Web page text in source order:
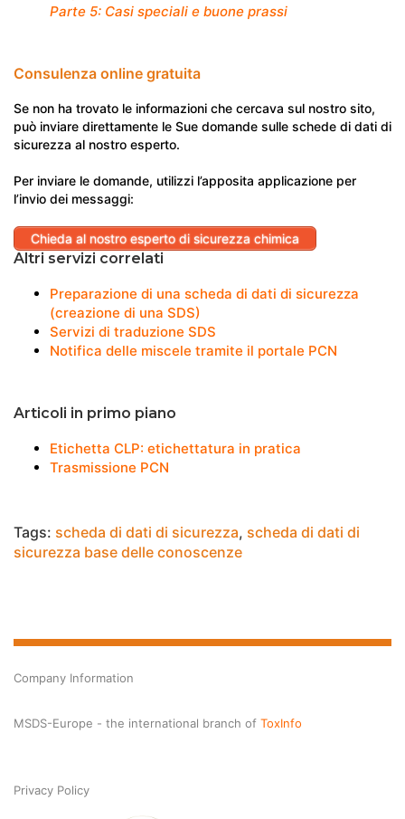
Parte 5: Casi speciali e buone prassi
Consulenza online gratuita
Se non ha trovato le informazioni che cercava sul nostro sito,
può inviare direttamente le Sue domande sulle schede di dati di
sicurezza al nostro esperto.
Per inviare le domande, utilizzi l’apposita applicazione per
l’invio dei messaggi:
Chieda al nostro esperto di sicurezza chimica
Altri servizi correlati
Preparazione di una scheda di dati di sicurezza
(creazione di una SDS)
Servizi di traduzione SDS
Notifica delle miscele tramite il portale PCN
Articoli in primo piano
Etichetta CLP: etichettatura in pratica
Trasmissione PCN
Tags: scheda di dati di sicurezza, scheda di dati di
sicurezza base delle conoscenze
Company Information
MSDS-Europe - the international branch of ToxInfo
Privacy Policy